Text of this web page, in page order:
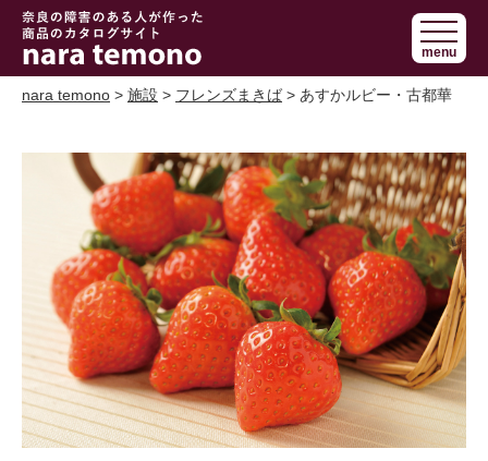
奈良で障害の
ある人の手作
り商品 nara
menu
nara temono > 施設 > フレンズまきば > あすかルビー・古都華